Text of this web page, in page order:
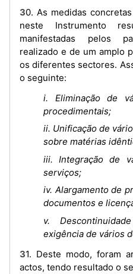
30. As medidas concretas de simplificação inseridas
neste Instrumento
manifestadas pelos
realizado e de um amplo
os diferentes sectores.
o seguinte:
i. Eliminação de
procedimentais;
ii. Unificação de
sobre matérias
iii. Integração de
serviços;
iv. Alargamento de
documentos e
v.
exigência de vários
31. Deste modo, foram arrolados, em concreto, 32
actos, tendo resultado o